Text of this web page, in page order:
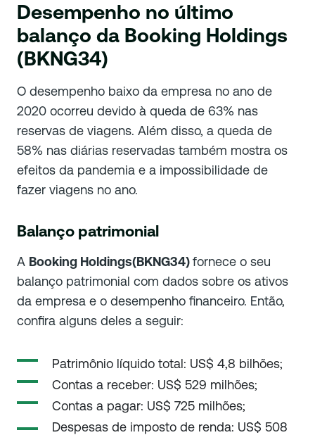
Desempenho no último
balanço da Booking Holdings
(BKNG34)
O desempenho baixo da empresa no ano de
2020 ocorreu devido à queda de 63% nas
reservas de viagens. Além disso, a queda de
58% nas diárias reservadas também mostra os
efeitos da pandemia e a impossibilidade de
fazer viagens no ano.
Balanço patrimonial
A Booking Holdings(BKNG34)fornece o seu
balanço patrimonial com dados sobre os ativos
da empresa e o desempenho financeiro. Então,
confira alguns deles a seguir:
Patrimônio líquido total: US$ 4,8 bilhões;
Contas a receber: US$ 529 milhões;
Contas a pagar: US$ 725 milhões;
Despesas de imposto de renda: US$ 508